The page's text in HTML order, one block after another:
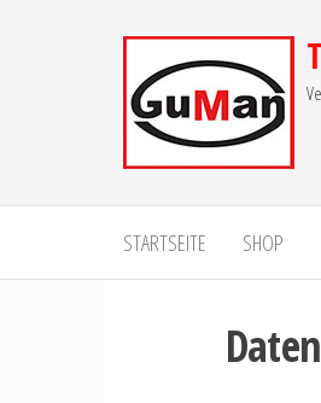
STARTSEITE SHOP